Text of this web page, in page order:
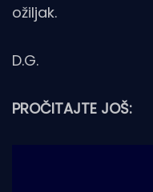
ožiljak.
D.G.
PROČITAJTE JOŠ: